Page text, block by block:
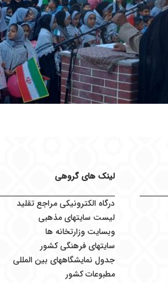
لینک های گروهی
درگاه الکترونیکی مراجع تقلید
لیست سایتهای مذهبی
وبسایت وزارتخانه ها
سایتهای فرهنگی کشور
جدول نمایشگاههای بین المللی
مطبوعات کشور